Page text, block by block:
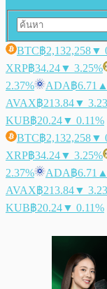
BTC฿2,132,258▼
XRP฿34.24▼ 3.25%
2.37%
ADA฿6.71
AVAX฿213.84▼
KUB฿20.24▼ 0.11%
BTC฿2,132,258▼
XRP฿34.24▼ 3.25%
2.37%
ADA฿6.71
AVAX฿213.84▼
KUB฿20.24▼ 0.11%